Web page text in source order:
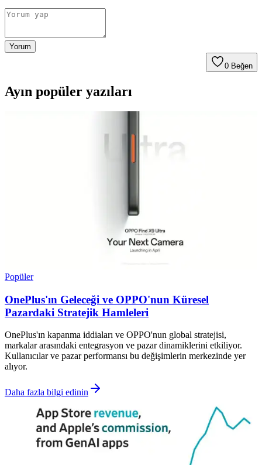
Yorum
0 Beğen
Ayın popüler yazıları
Popüler
OnePlus'ın Geleceği ve OPPO'nun Küresel
Pazardaki Stratejik Hamleleri
OnePlus'ın kapanma iddiaları ve OPPO'nun global stratejisi,
markalar arasındaki entegrasyon ve pazar dinamiklerini etkiliyor.
Kullanıcılar ve pazar performansı bu değişimlerin merkezinde yer
alıyor.
Daha fazla bilgi edinin